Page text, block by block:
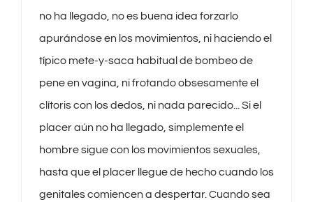
no ha llegado, no es buena idea forzarlo
apurándose en los movimientos, ni haciendo el
típico mete-y-saca habitual de bombeo de
pene en vagina, ni frotando obsesamente el
clítoris con los dedos, ni nada parecido... Si el
placer aún no ha llegado, simplemente el
hombre sigue con los movimientos sexuales,
hasta que el placer llegue de hecho cuando los
genitales comiencen a despertar. Cuando sea